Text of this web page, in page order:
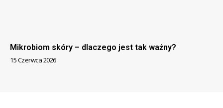
Mikrobiom skóry – dlaczego jest tak ważny?
15 Czerwca 2026